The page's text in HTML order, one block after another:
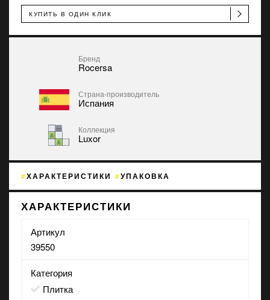
КУПИТЬ В ОДИН КЛИК
Бренд
Rocersa
Страна-производитель
Испания
Коллекция
Luxor
ХАРАКТЕРИСТИКИ УПАКОВКА
ХАРАКТЕРИСТИКИ
Артикул
39550
Категория
Плитка